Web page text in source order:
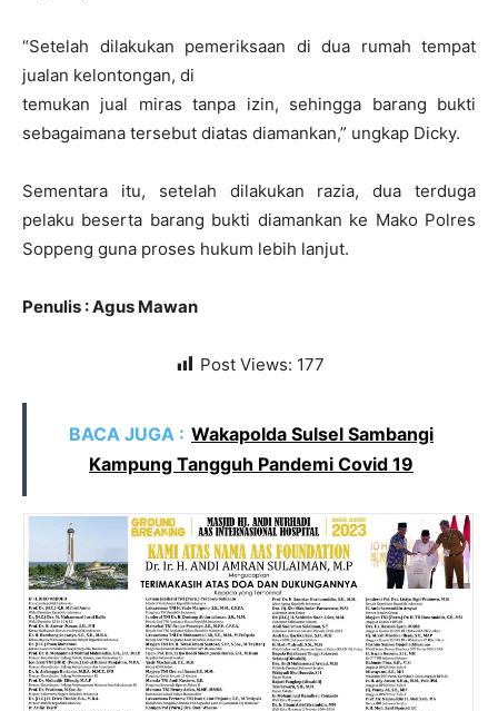
“Setelah dilakukan pemeriksaan di dua rumah tempat
jualan kelontongan, di
temukan jual miras tanpa izin, sehingga barang bukti
sebagaimana tersebut diatas diamankan,” ungkap Dicky.
Sementara itu, setelah dilakukan razia, dua terduga
pelaku beserta barang bukti diamankan ke Mako Polres
Soppeng guna proses hukum lebih lanjut.
Penulis : Agus Mawan
Post Views: 177
BACA JUGA : Wakapolda Sulsel Sambangi
Kampung Tangguh Pandemi Covid 19